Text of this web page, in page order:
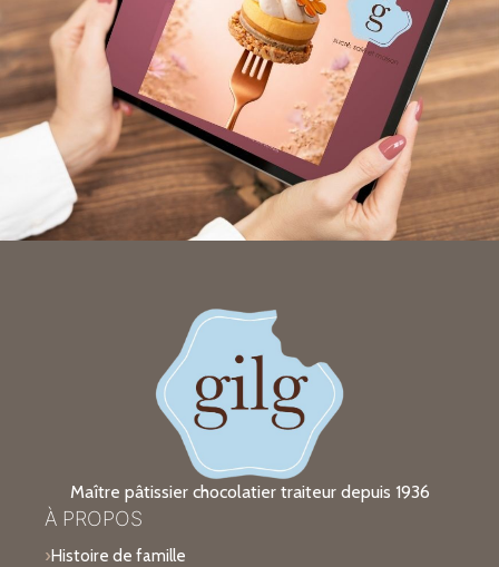
Maître pâtissier chocolatier traiteur depuis 1936
À PROPOS
Histoire de famille